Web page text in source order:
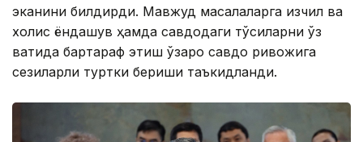
эканини билдирди. Мавжуд масалаларга изчил ва
холис ёндашув ҳамда савдодаги тўсиқларни ўз
вақтида бартараф этиш ўзаро савдо ривожига
сезиларли туртки бериши таъкидланди.